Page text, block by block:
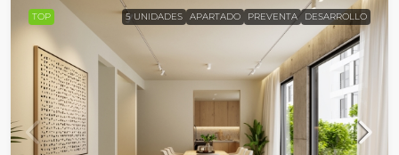
TOP 5 UNIDADES APARTADO PREVENTA DESARROLLO